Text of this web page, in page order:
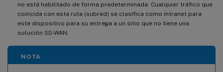
no está habilitado de forma predeterminada. Cualquier tráfico que
coincida con esta ruta (subred) se clasifica como intranet para
este dispositivo para su entrega a un sitio que no tiene una
solución SD-WAN.
NOTA